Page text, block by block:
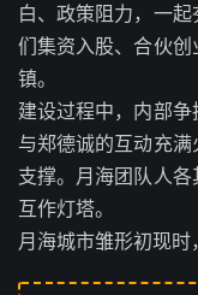
白、政策阻力，一
们集资入股、合伙
镇。
建设过程中，内部
与郑德诚的互动充
支撑。月海团队人
互作灯塔。
月海城市雏形初现时